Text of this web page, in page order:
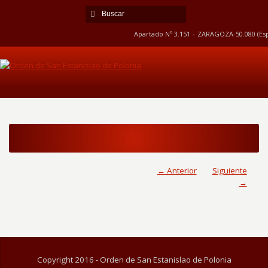
Apartado Nº 3.151 – ZARAGOZA-50.080
← Anterior
Siguiente
→
Copyright 2016 - Orden de San Estanislao de Polonia